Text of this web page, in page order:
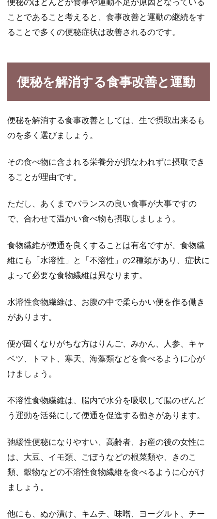
ことであること考えると、食事改善と運動の継続をす
ることで多くの便秘症状は改善されるのです。
便秘を解消する食事改善と運動
便秘を解消する食事改善としては、生で摂取出来るも
のを多く選びましょう。
その食べ物に含まれる栄養分が損なわれずに摂取でき
ることが理由です。
ただし、あくまでバランスの良い食事が大事ですの
で、合わせて温かい食べ物も摂取しましょう。
食物繊維が便通を良くすることは有名ですが、食物繊
維にも「水溶性」と「不溶性」の2種類があり、症状に
よって必要な食物繊維は異なります。
水溶性食物繊維は、お腹の中で柔らかい便を作る働き
があります。
便が固くなりがちな方はりんご、みかん、人参、キャ
ベツ、トマト、寒天、海藻類などを食べるように心が
けましょう。
不溶性食物繊維は、腸内で水分を吸収して腸のぜんど
う運動を活発にして便通を促進する働きがあります。
弛緩性便秘になりやすい、高齢者、お産の後の女性に
は、大豆、イモ類、ごぼうなどの根菜類や、きのこ
類、穀物などの不溶性食物繊維を食べるように心がけ
ましょう。
他にも、ぬか漬け、キムチ、味噌、ヨーグルト、チー